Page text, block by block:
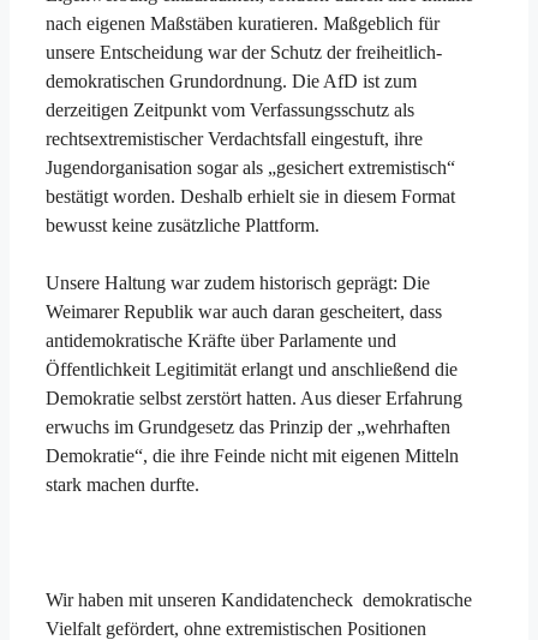
nach eigenen Maßstäben kuratieren. Maßgeblich für
unsere Entscheidung war der Schutz der freiheitlich-
demokratischen Grundordnung. Die AfD ist zum
derzeitigen Zeitpunkt vom Verfassungsschutz als
rechtsextremistischer Verdachtsfall eingestuft, ihre
Jugendorganisation sogar als „gesichert extremistisch“
bestätigt worden. Deshalb erhielt sie in diesem Format
bewusst keine zusätzliche Plattform.
Unsere Haltung war zudem historisch geprägt: Die
Weimarer Republik war auch daran gescheitert, dass
antidemokratische Kräfte über Parlamente und
Öffentlichkeit Legitimität erlangt und anschließend die
Demokratie selbst zerstört hatten. Aus dieser Erfahrung
erwuchs im Grundgesetz das Prinzip der „wehrhaften
Demokratie“, die ihre Feinde nicht mit eigenen Mitteln
stark machen durfte.
Wir haben mit unseren Kandidatencheck demokratische
Vielfalt gefördert, ohne extremistischen Positionen